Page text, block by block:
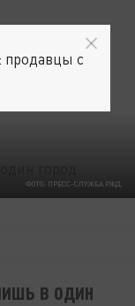
ФОТО: ПРЕСС-СЛУЖБА РЖД.
в один
продавцы с